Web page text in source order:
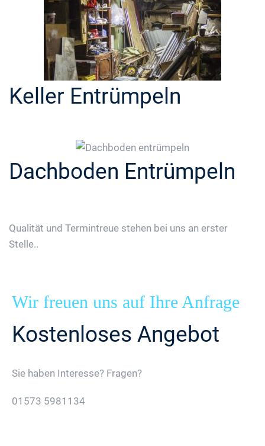
Keller Entrümpeln
Dachboden Entrümpeln
Qualität und Termintreue stehen bei uns an erster
Stelle..
Wir freuen uns auf Ihre Anfrage
Kostenloses Angebot
Sie haben Interesse? Fragen?
01573 5981134